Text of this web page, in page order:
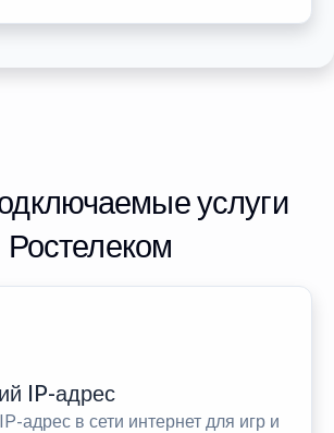
услуги
Ростелеком
IP-адрес
адрес в сети интернет для игр и